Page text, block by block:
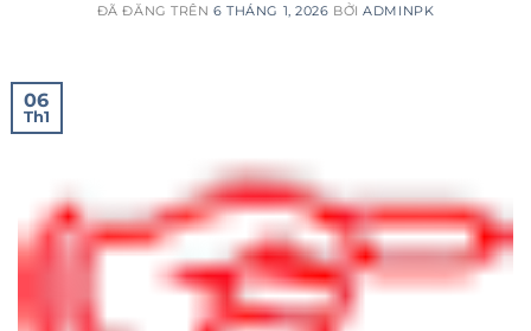
ĐÃ ĐĂNG TRÊN6 THÁNG 1, 2026 BỞIADMINPK
06
Th1